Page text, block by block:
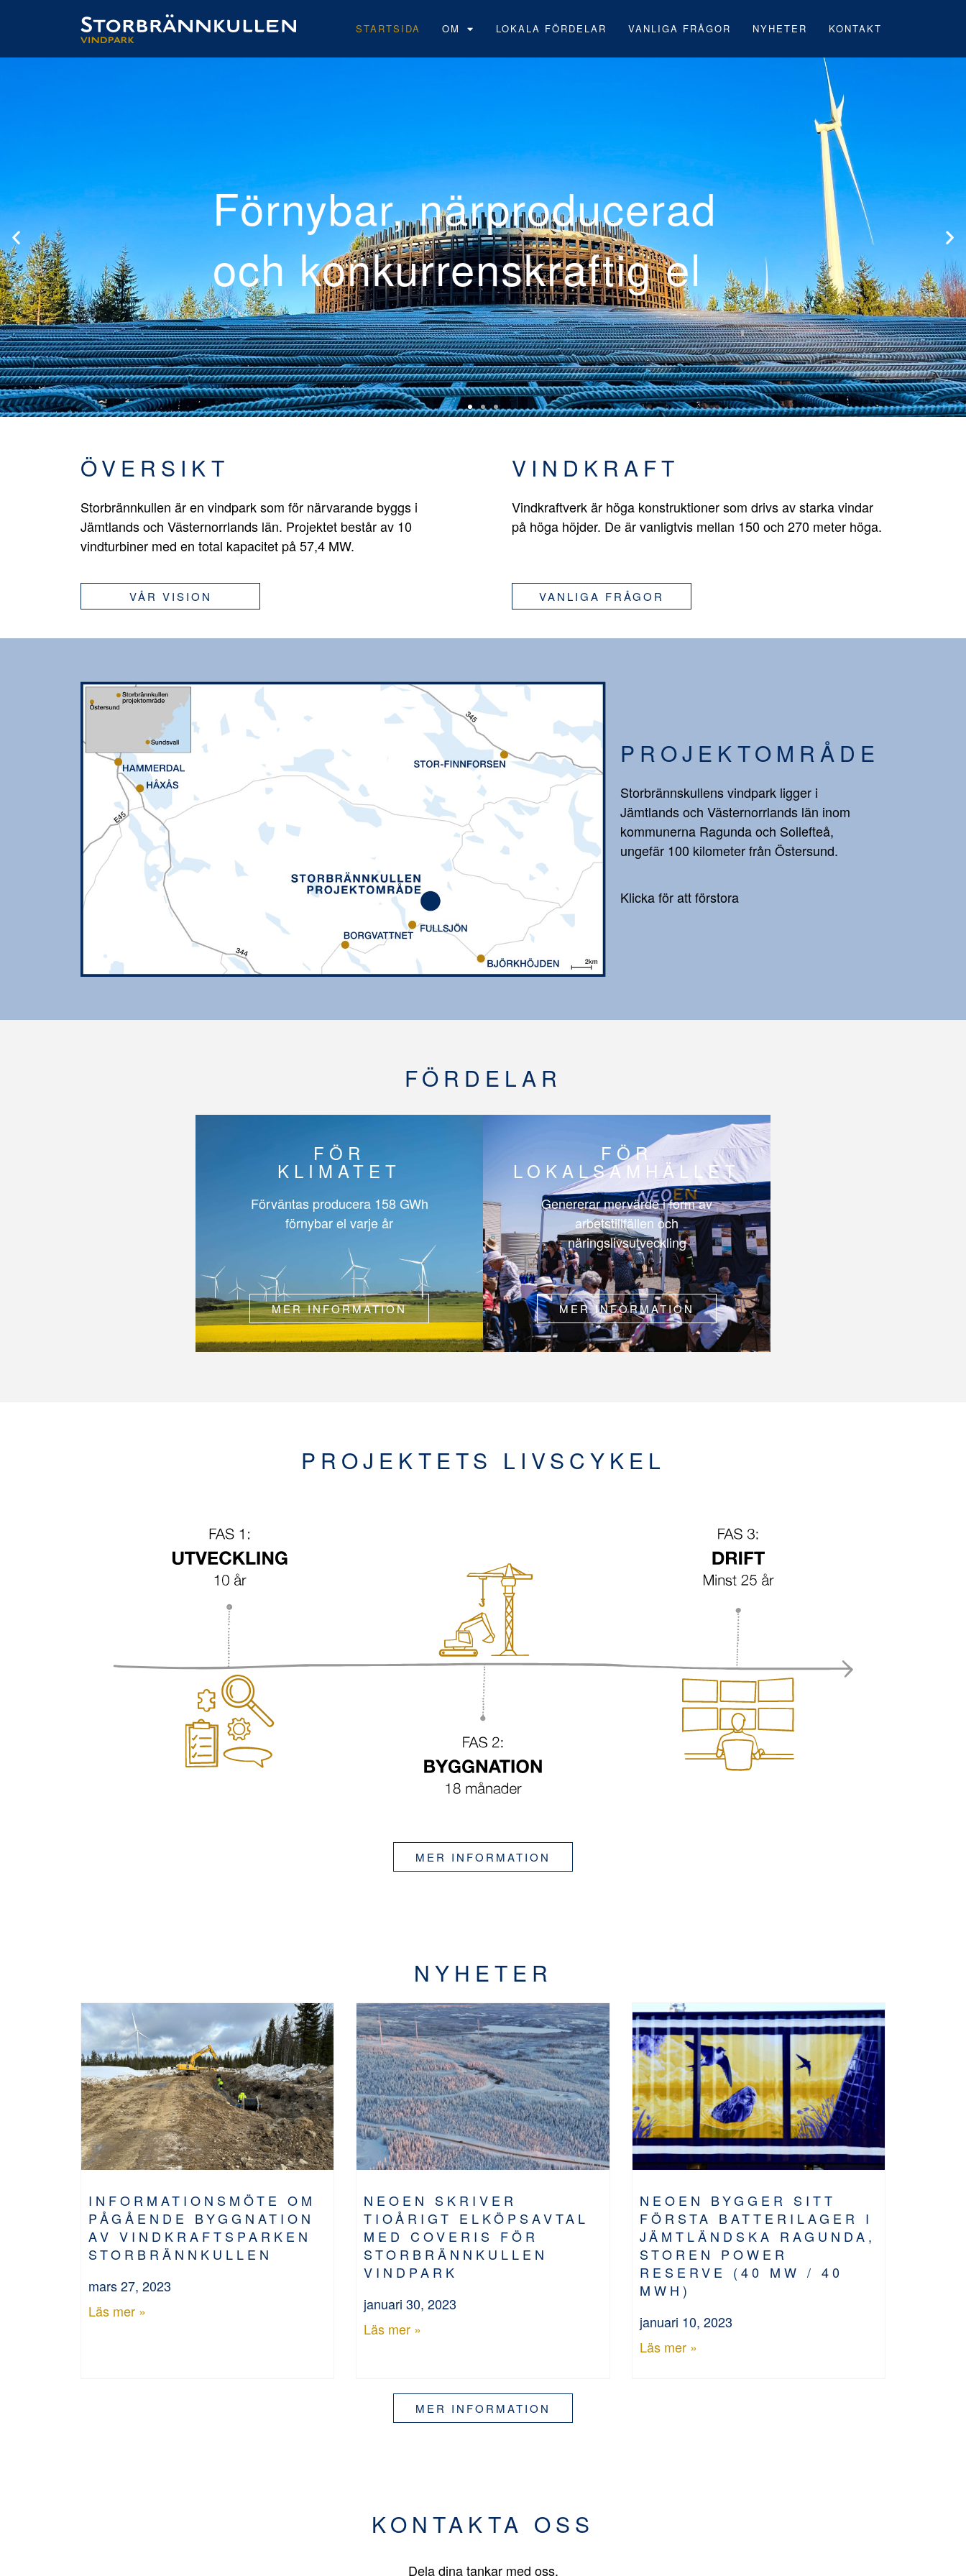
STARTSIDA OM LOKALA FÖRDELAR VANLIGA FRÅGOR NYHETER KONTAKT
el
Neoens
vindpark
ÖVERSIKT
Storbrännkullen är en vindpark som för närvarande byggs i
Jämtlands och Västernorrlands län. Projektet består av 10
vindturbiner med en total kapacitet på 57,4 MW.
VÅR VISION
VINDKRAFT
Vindkraftverk är höga konstruktioner som drivs av starka vindar
på höga höjder. De är vanligtvis mellan 150 och 270 meter höga.
VANLIGA FRÅGOR
PROJEKTOMRÅDE
Storbrännskullens vindpark ligger i
Jämtlands och Västernorrlands län inom
kommunerna Ragunda och Sollefteå,
ungefär 100 kilometer från Östersund.
Klicka för att förstora
FÖRDELAR
FÖR
KLIMATET
Förväntas producera158 GWh
förnybar el varje år
MER INFORMATION
FÖR
LOKALSAMHÄLLET
Genererar mervärde i form av
arbetstillfällen och
näringslivsutveckling
MER INFORMATION
PROJEKTETS LIVSCYKEL
MER INFORMATION
NYHETER
INFORMATIONSMÖTE OM
PÅGÅENDE BYGGNATION
AV VINDKRAFTSPARKEN
STORBRÄNNKULLEN
mars 27, 2023
Läs mer »
NEOEN SKRIVER
TIOÅRIGT ELKÖPSAVTAL
MED COVERIS FÖR
STORBRÄNNKULLEN
VINDPARK
januari 30, 2023
Läs mer »
NEOEN BYGGER SITT
FÖRSTA BATTERILAGER I
JÄMTLÄNDSKA RAGUNDA,
STOREN POWER
RESERVE (40 MW / 40
MWH)
januari 10, 2023
Läs mer »
MER INFORMATION
KONTAKTA OSS
Dela dina tankar med oss.